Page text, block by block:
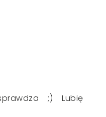
;) Lubię